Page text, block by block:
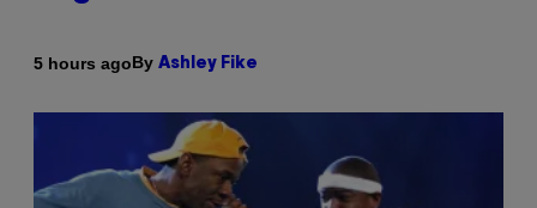
5 hours agoBy Ashley Fike